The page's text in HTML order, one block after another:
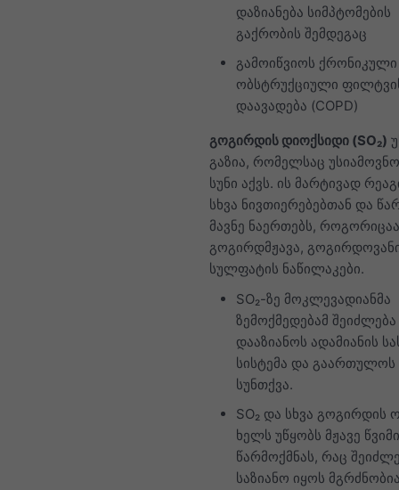
დაზიანება სიმპტომების
გაქრობის შემდეგაც
გამოიწვიოს ქრონიკული
ობსტრუქციული
დაავადება (COPD)
გოგირდის დიოქსიდი (SO₂)
გაზია, რომელსაც
სუნი აქვს. ის მარტივად
სხვა ნივთიერებებთან და
მავნე ნაერთებს, როგორიცაა
გოგირდმჟავა,
სულფატის ნაწილაკები.
SO₂-ზე მოკლევადიანმა
ზემოქმედებამ შეიძლება
დააზიანოს ადამიანის
სისტემა და გაართულოს
სუნთქვა.
SO₂ და სხვა გოგირდის
ხელს უწყობს მჟავე
წარმოქმნას, რაც
საზიანო იყოს